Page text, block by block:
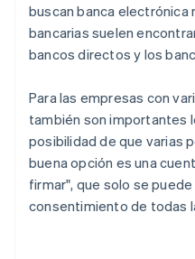
buscan banca electrónica
bancarias suelen
bancos directos y los
Para las empresas con
también son importantes
posibilidad de que varias
buena opción es una
firmar", que solo se
consentimiento de todas